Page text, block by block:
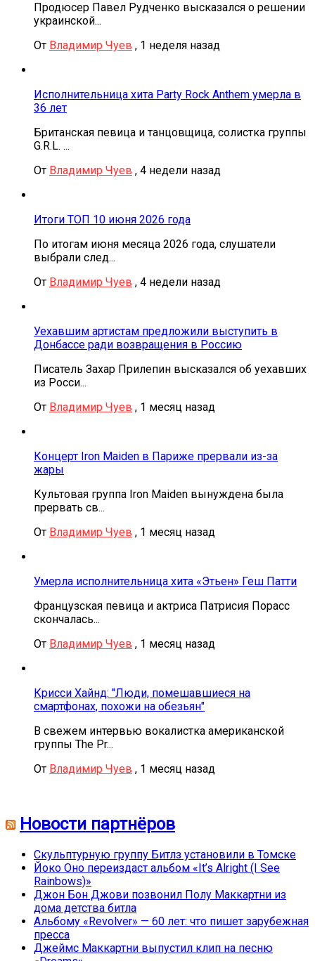
Продюсер Павел Рудченко высказался о решении
украинской...
От Владимир Чуев , 1 неделя назад
Исполнительница хита Party Rock Anthem умерла в
36 лет
Британская певица и танцовщица, солистка группы
G.R.L. ...
От Владимир Чуев , 4 недели назад
Итоги ТОП 10 июня 2026 года
По итогам июня месяца 2026 года, слушатели
выбрали след...
От Владимир Чуев , 4 недели назад
Уехавшим артистам предложили выступить в
Донбассе ради возвращения в Россию
Писатель Захар Прилепин высказался об уехавших
из Росси...
От Владимир Чуев , 1 месяц назад
Концерт Iron Maiden в Париже прервали из-за
жары
Культовая группа Iron Maiden вынуждена была
прервать св...
От Владимир Чуев , 1 месяц назад
Умерла исполнительница хита «Этьен» Геш Патти
Французская певица и актриса Патрисия Порасс
скончалась...
От Владимир Чуев , 1 месяц назад
Крисси Хайнд: "Люди, помешавшиеся на
смартфонах, похожи на обезьян"
В свежем интервью вокалистка американской
группы The Pr...
От Владимир Чуев , 1 месяц назад
Новости партнёров
Скульптурную группу Битлз установили в Томске
Йоко Оно переиздаст альбом «It’s Alright (I See
Rainbows)»
Джон Бон Джови позвонил Полу Маккартни из
дома детства битла
Альбому «Revolver» — 60 лет: что пишет зарубежная
пресса
Джеймс Маккартни выпустил клип на песню